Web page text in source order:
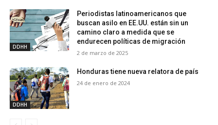
DDHH
Periodistas latinoamericanos que
buscan asilo en EE.UU. están sin un
camino claro a medida que se
endurecen políticas de migración
2 de marzo de 2025
DDHH
Honduras tiene nueva relatora de país
24 de enero de 2024